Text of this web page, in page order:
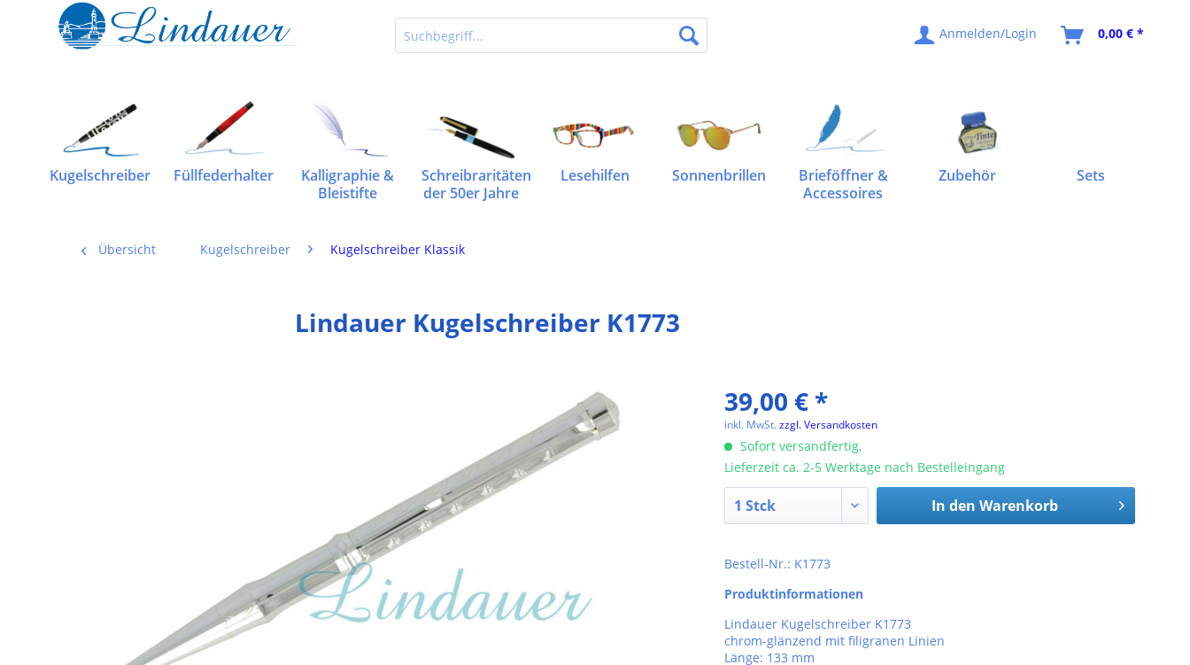
Anmelden/Login 0,00 € *
Kugelschreiber Füllfederhalter
Kalligraphie &
Bleistifte
Schreibraritäten
der 50er Jahre
Lesehilfen Sonnenbrillen
Brieföffner &
Accessoires
Zubehör Sets
Übersicht Kugelschreiber Kugelschreiber Klassik
Lindauer Kugelschreiber K1773
39,00 € *
inkl. MwSt.zzgl. Versandkosten
Sofort versandfertig,
Lieferzeit ca. 2-5 Werktage nach Bestelleingang
In den Warenkorb
Bestell-Nr.: K1773
Produktinformationen
Lindauer Kugelschreiber K1773
chrom-glänzend mit filigranen Linien
Länge: 133 mm